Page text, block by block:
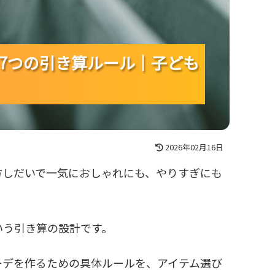
の引き算ルール｜子ども
の引き算ルール｜子ども
の引き算ルール｜子ども
2026年02月16日
だいで一気におしゃれにも、やりすぎにも
引き算の設計です。
を作るための具体ルールを、アイテム選び